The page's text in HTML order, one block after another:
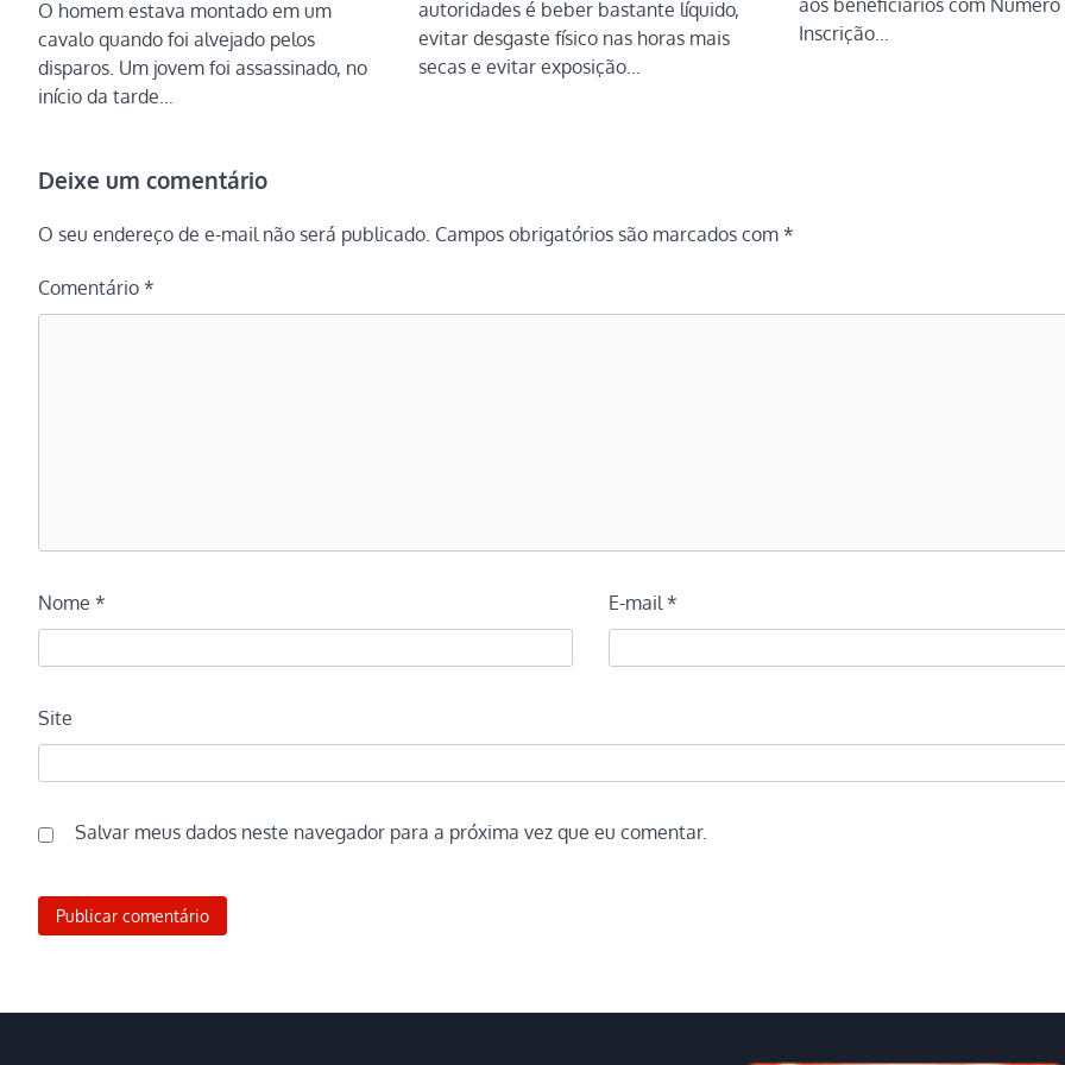
O homem estava montado em um
cavalo quando foi alvejado pelos
disparos. Um jovem foi assassinado, no
início da tarde…
autoridades é beber bastante líquido,
evitar desgaste físico nas horas mais
secas e evitar exposição…
aos beneficiários com Número
Inscrição…
Deixe um comentário
O seu endereço de e-mail não será publicado. Campos obrigatórios são marcados com *
Comentário *
Nome * E-mail *
Site
Salvar meus dados neste navegador para a próxima vez que eu comentar.